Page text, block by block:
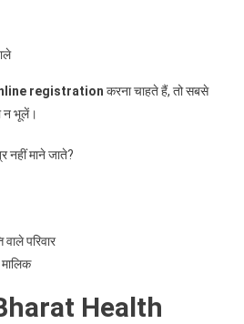
registration करना चाहते हैं, तो सबसे
न भूलें।
नहीं माने जाते?
परिवार
मालिक
Health